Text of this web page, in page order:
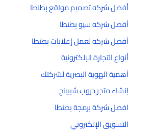
أفضل شركه تصميم مواقع بطنطا
أفضل شركه سيو بطنطا
أفضل شركه لعمل إعلانات بطنطا
أنواع التجارة الإلكترونية
أهمية الهوية البصرية لشركتك
إنشاء متجر دروب شيبينج
افضل شركة برمجة بطنطا
التسويق الإلكتروني